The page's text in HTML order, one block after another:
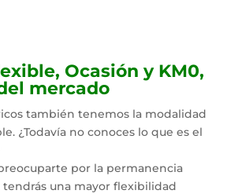
Ocasión y KM0,
mercado
también tenemos la modalidad
¿Todavía no conoces lo que es el
por la permanencia
una mayor flexibilidad